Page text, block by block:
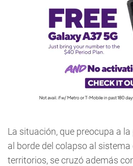
La situación, que preocupa a
al borde del colapso al sistema
territorios, se cruzó además